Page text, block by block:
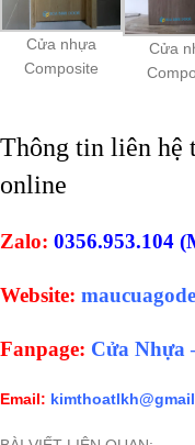
Cửa nhựa
Composite
Cửa
Thông tin liên hệ
online
Zalo: 0356.953.104
Website:
Fanpage: Cửa Nhựa
Email: